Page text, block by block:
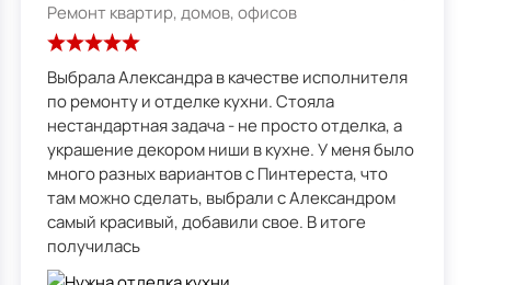
Ремонт квартир, домов, офисов
Выбрала Александра в качестве исполнителя
по ремонту и отделке кухни. Стояла
нестандартная задача - не просто отделка, а
украшение декором ниши в кухне. У меня было
много разных вариантов с Пинтереста, что
там можно сделать, выбрали с Александром
самый красивый, добавили свое. В итоге
получилась